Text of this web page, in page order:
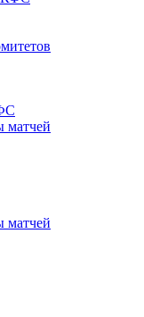
матчей
матчей